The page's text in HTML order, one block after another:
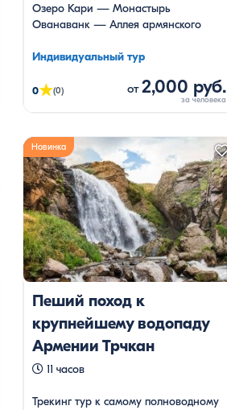
Озеро Кари — Монастырь
Ованаванк — Аллея армянского
Индивидуальный тур
0★(0) от2,000 руб.
Новинка
Пеший поход к
крупнейшему водопаду
Армении Трчкан
11 часов
Трекинг тур к самому полноводному